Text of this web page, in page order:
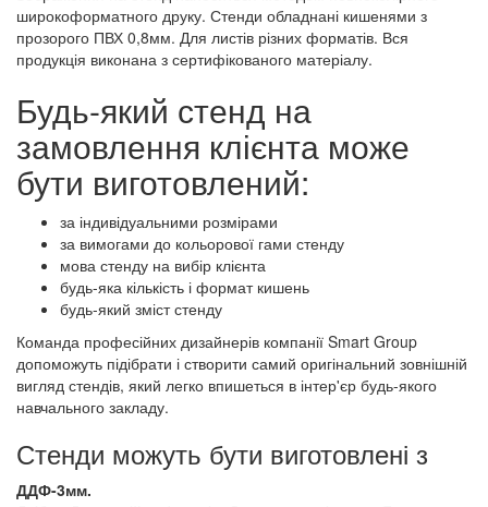
широкоформатного друку. Стенди обладнані кишенями з
прозорого ПВХ 0,8мм. Для листів різних форматів. Вся
продукція виконана з сертифікованого матеріалу.
Будь-який стенд на
замовлення клієнта може
бути виготовлений:
за індивідуальними розмірами
за вимогами до кольорової гами стенду
мова стенду на вибір клієнта
будь-яка кількість і формат кишень
будь-який зміст стенду
Команда професійних дизайнерів компанії Smart Group
допоможуть підібрати і створити самий оригінальний зовнішній
вигляд стендів, який легко впишеться в інтер'єр будь-якого
навчального закладу.
Стенди можуть бути виготовлені з
ДДФ-3мм.